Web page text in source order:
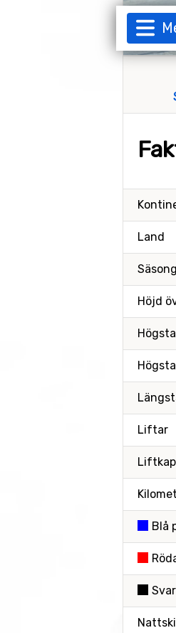
Land
Säsong
Höjd
Liftar
Blå